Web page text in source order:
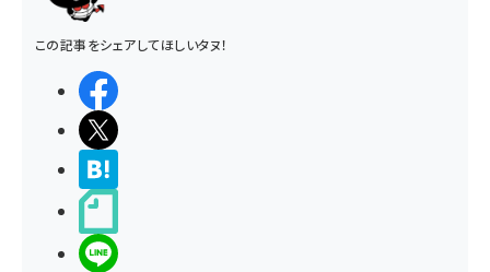
この記事をシェアしてほしいタヌ！